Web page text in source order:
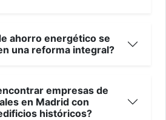
ahorro energético se
una reforma integral?
empresas de
en Madrid con
históricos?